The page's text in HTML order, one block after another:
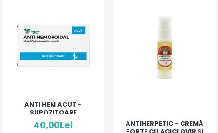
ANTI HEM ACUT -
SUPOZITOARE
40,00Lei
ANTIHERPETIC - CREMĂ